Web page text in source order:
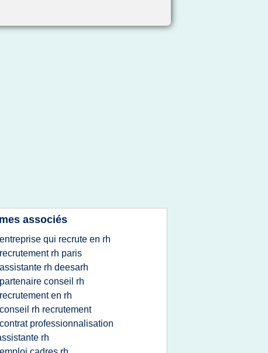
associés
entreprise qui recrute en rh
recrutement rh paris
assistante rh deesarh
partenaire conseil rh
recrutement en rh
conseil rh recrutement
contrat professionnalisation
rh